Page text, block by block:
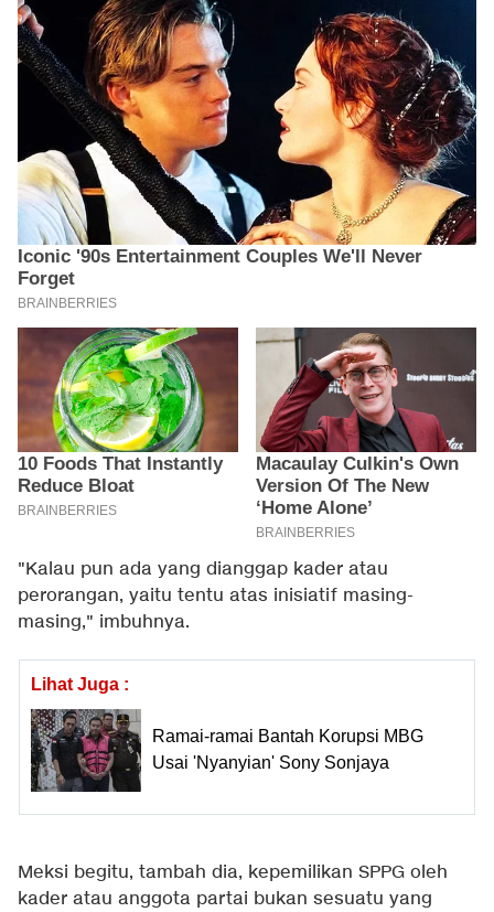
"Kalau pun ada yang dianggap kader atau
perorangan, yaitu tentu atas inisiatif masing-
masing," imbuhnya.
Lihat Juga :
Ramai-ramai Bantah Korupsi MBG
Usai 'Nyanyian' Sony Sonjaya
Meksi begitu, tambah dia, kepemilikan SPPG oleh
kader atau anggota partai bukan sesuatu yang